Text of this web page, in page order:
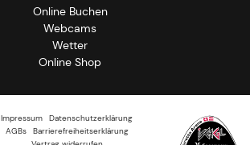
Online Buchen
Webcams
Wetter
Online Shop
Impressum
Datenschutzerklärung
AGBs
Barrierefreiheitserklärung